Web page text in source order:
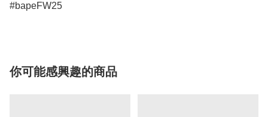
#bapeFW25
你可能感興趣的商品